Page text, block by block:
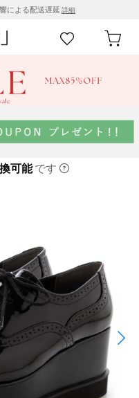
による配送遅延 詳細
可能です